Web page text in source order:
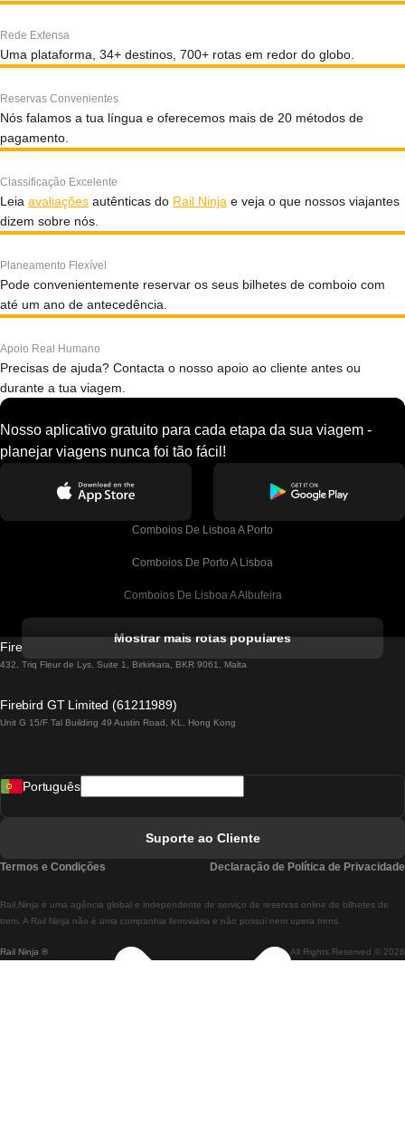
Rede Extensa
Uma plataforma, 34+ destinos, 700+ rotas em redor do globo.
Reservas Convenientes
Nós falamos a tua língua e oferecemos mais de 20 métodos de
pagamento.
Classificação Excelente
Leia avaliações autênticas do Rail Ninja e veja o que nossos viajantes
dizem sobre nós.
Planeamento Flexível
Pode convenientemente reservar os seus bilhetes de comboio com
até um ano de antecedência.
Apoio Real Humano
Precisas de ajuda? Contacta o nosso apoio ao cliente antes ou
durante a tua viagem.
Nosso aplicativo gratuito para cada etapa da sua viagem -
planejar viagens nunca foi tão fácil!
Comboios De Lisboa A Porto
Comboios De Porto A Lisboa
Comboios De Lisboa A Albufeira
Comboios De Lisboa A Lagos
Comboios De Lisboa A Madrid
Comboios De Lisboa A Braga
Comboios De Braga A Lisboa
Mostrar mais rotas populares
Firebird GT Limited (OC 1451)
432, Triq Fleur de Lys, Suite 1, Birkirkara, BKR 9061, Malta
Firebird GT Limited (61211989)
Unit G 15/F Tal Building 49 Austin Road, KL, Hong Kong
Rail Ninja ® All Rights Reserved © 2026
Rail.Ninja é uma agência global e independente de serviço de reservas online de bilhetes de
trem. A Rail Ninja não é uma companhia ferroviária e não possui nem opera trens.
Português
Suporte ao Cliente
Termos e Condições Declaração de Política de Privacidade